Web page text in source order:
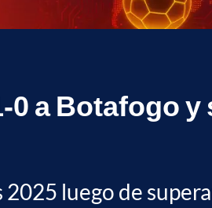
a Botafogo y
luego de